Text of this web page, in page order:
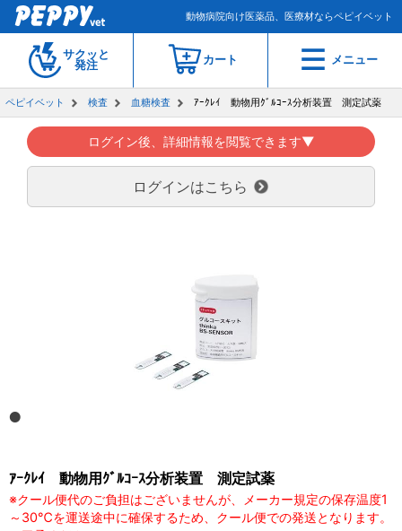
動物病院向け医薬品、医療材ならペピイベット
サクッと
発注
カート メニュー
ペピイベット 検査 血糖検査 ｱｰｸﾚｲ 動物用ｸﾞﾙｺｰｽ分析装置 測定試薬
ログイン後、詳細情報を閲覧できます▼
ログインはこちら
ｱｰｸﾚｲ 動物用ｸﾞﾙｺｰｽ分析装置 測定試薬
※クール便代のご負担はございませんが、メーカー規定の保存温度1
～30℃を運送途中に確保するため、クール便での発送となります。